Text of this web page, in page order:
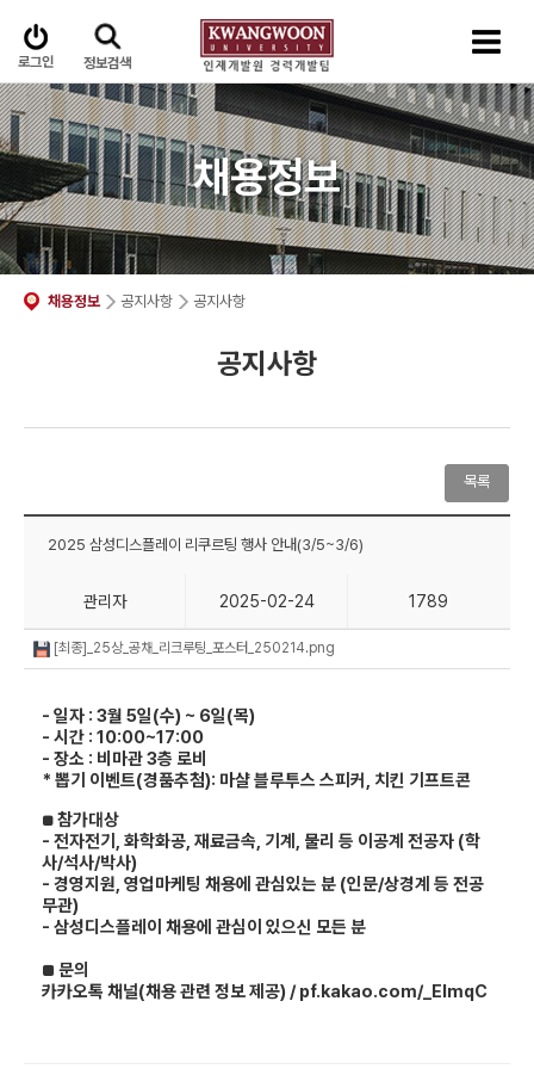
로그인 정보검색
채용정보
채용정보 공지사항 공지사항
공지사항
목록
2025 삼성디스플레이 리쿠르팅 행사 안내(3/5~3/6)
관리자 2025-02-24 1789
[최종]_25상_공채_리크루팅_포스터_250214.png
- 일자 : 3월 5일(수) ~ 6일(목)
- 시간 : 10:00~17:00
- 장소 : 비마관 3층 로비
* 뽑기 이벤트(경품추첨): 마샬 블루투스 스피커, 치킨 기프트콘
■ 참가대상
- 전자전기, 화학화공, 재료금속, 기계, 물리 등 이공계 전공자 (학
사/석사/박사)
- 경영지원, 영업마케팅 채용에 관심있는 분 (인문/상경계 등 전공
무관)
- 삼성디스플레이 채용에 관심이 있으신 모든 분
■ 문의
카카오톡 채널(채용 관련 정보 제공) / pf.kakao.com/_EImqC